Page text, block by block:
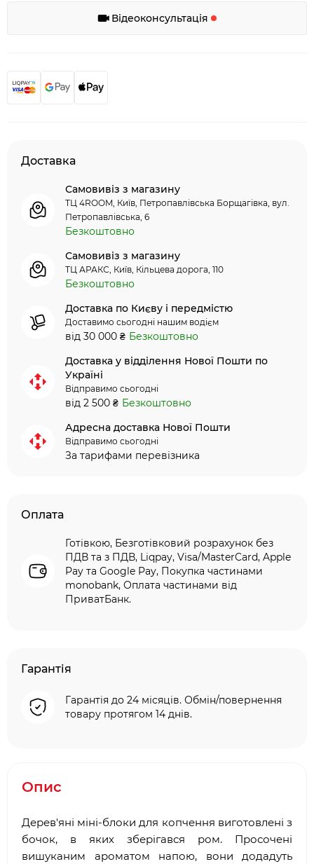
Відеоконсультація
Доставка
Самовивіз з магазину
ТЦ 4ROOM, Київ, Петропавлівська Борщагівка, вул.
Петропавлівська, 6
Безкоштовно
Самовивіз з магазину
ТЦ АРАКС, Київ, Кільцева дорога, 110
Безкоштовно
Доставка по Києву і передмістю
Доставимо сьогодні нашим водієм
від 30 000 ₴ Безкоштовно
Доставка у відділення Нової Пошти по
Україні
Відправимо сьогодні
від 2 500 ₴ Безкоштовно
Адресна доставка Нової Пошти
Відправимо сьогодні
За тарифами перевізника
Оплата
Готівкою, Безготівковий розрахунок без
ПДВ та з ПДВ, Liqpay, Visa/MasterCard, Apple
Pay та Google Pay, Покупка частинами
monobank, Оплата частинами від
ПриватБанк.
Гарантія
Гарантія до 24 місяців. Обмін/повернення
товару протягом 14 днів.
Опис
Дерев'яні міні-блоки для копчення виготовлені з
бочок, в яких зберігався ром. Просочені
вишуканим ароматом напою, вони додадуть